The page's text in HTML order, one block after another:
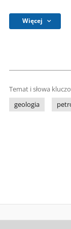
Więcej
Temat i słowa
geologia